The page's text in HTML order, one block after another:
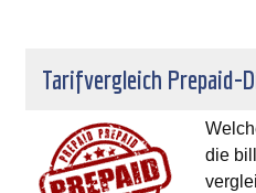
Tarifvergleich Prepaid-
die